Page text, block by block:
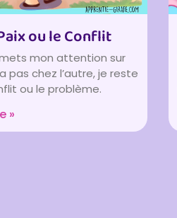
ou le Conflit
mon attention sur
pas chez l’autre, je reste
ou le problème.
»